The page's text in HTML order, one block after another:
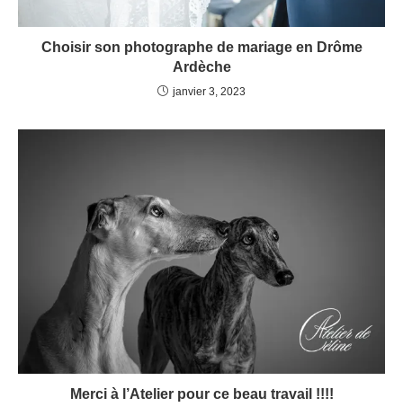
Choisir son photographe de mariage en Drôme
Ardèche
janvier 3, 2023
Merci à l’Atelier pour ce beau travail !!!!